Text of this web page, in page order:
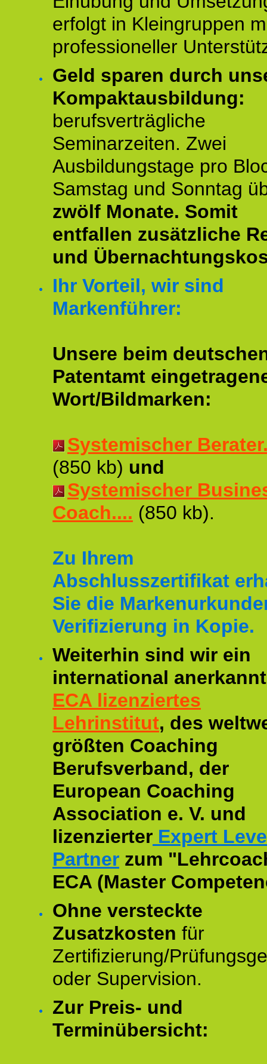
erfolgt in Kleingruppen
professioneller
Geld sparen durch
Kompaktausbildung:
berufsverträgliche
Seminarzeiten. Zwei
Ausbildungstage pro
Samstag und Sonntag
zwölf Monate. Somit
entfallen zusätzliche
und
Ihr Vorteil, wir sind
Markenführer:
Unsere beim
Patentamt
Wort/Bildmarken:
Systemischer
(850 kb) und
Systemischer
Coach.... (850 kb).
Zu Ihrem
Abschlusszertifikat
Sie die
Verifizierung in Kopie.
Weiterhin sind wir ein
international
ECA lizenziertes
Lehrinstitut, des
größten Coaching
Berufsverband, der
European Coaching
Association e. V. und
lizenzierter Expert
Partner zum
ECA (Master
Ohne versteckte
Zusatzkosten für
Zertifizierung/
oder Supervision.
Zur Preis- und
Terminübersicht: